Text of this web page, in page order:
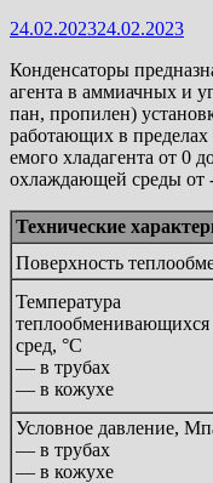
24.02.202324.02.2023
Конденсаторы
агента в аммиачных и
пан, пропилен)
работающих в пределах
емого хладагента от 0
охлаждающей среды от
Технические
Поверхность
Температура
теплообменивающихся
сред, °С
— в трубах
— в кожухе
Условное давление,
— в трубах
— в кожухе